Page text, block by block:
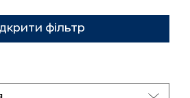
фільтр